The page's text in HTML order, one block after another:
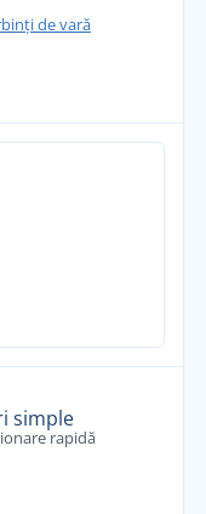
de vară
simple
rapidă